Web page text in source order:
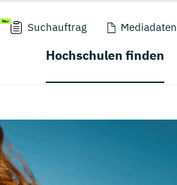
Suchauftrag Mediadaten
Hochschulen finden